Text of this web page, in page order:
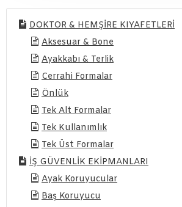
DOKTOR & HEMŞİRE KIYAFETLERİ
Aksesuar & Bone
Ayakkabı & Terlik
Cerrahi Formalar
Önlük
Tek Alt Formalar
Tek Kullanımlık
Tek Üst Formalar
İŞ GÜVENLİK EKİPMANLARI
Ayak Koruyucular
Baş Koruyucu